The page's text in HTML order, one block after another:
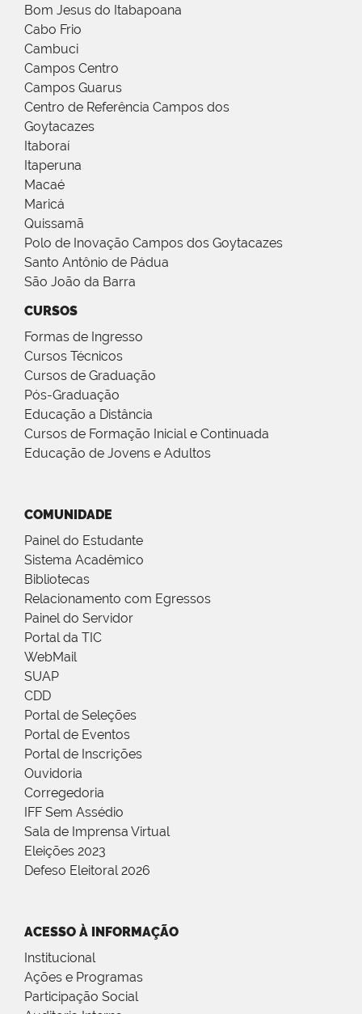
Bom Jesus do Itabapoana
Cabo Frio
Cambuci
Campos Centro
Campos Guarus
Centro de Referência Campos dos
Goytacazes
Itaboraí
Itaperuna
Macaé
Maricá
Quissamã
Polo de Inovação Campos dos Goytacazes
Santo Antônio de Pádua
São João da Barra
CURSOS
Formas de Ingresso
Cursos Técnicos
Cursos de Graduação
Pós-Graduação
Educação a Distância
Cursos de Formação Inicial e Continuada
Educação de Jovens e Adultos
COMUNIDADE
Painel do Estudante
Sistema Acadêmico
Bibliotecas
Relacionamento com Egressos
Painel do Servidor
Portal da TIC
WebMail
SUAP
CDD
Portal de Seleções
Portal de Eventos
Portal de Inscrições
Ouvidoria
Corregedoria
IFF Sem Assédio
Sala de Imprensa Virtual
Eleições 2023
Defeso Eleitoral 2026
ACESSO À INFORMAÇÃO
Institucional
Ações e Programas
Participação Social